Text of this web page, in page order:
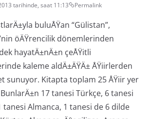
tarihinde, saat 11:13 Permalink
buluÅŸan “Gülistan”,
öÄŸrencilik dönemlerinden
hayatÄ±nÄ±n çeÅŸitli
kaleme aldÄ±ÄŸÄ± ÅŸiirlerden
sunuyor. Kitapta toplam 25 ÅŸiir yer
17 tanesi Türkçe, 6 tanesi
tanesi Almanca, 1 tanesi de 6 dilde